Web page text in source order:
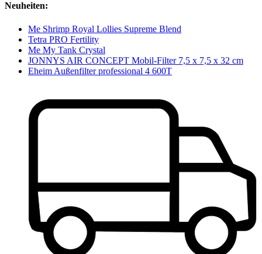
Neuheiten:
Me Shrimp Royal Lollies Supreme Blend
Tetra PRO Fertility
Me My Tank Crystal
JONNYS AIR CONCEPT Mobil-Filter 7,5 x 7,5 x 32 cm
Eheim Außenfilter professional 4 600T